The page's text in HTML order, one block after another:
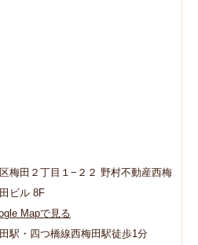
梅田２丁目１−２２ 野村不動産西梅
田ビル 8F
Mapで見る
駅・四つ橋線西梅田駅徒歩1分